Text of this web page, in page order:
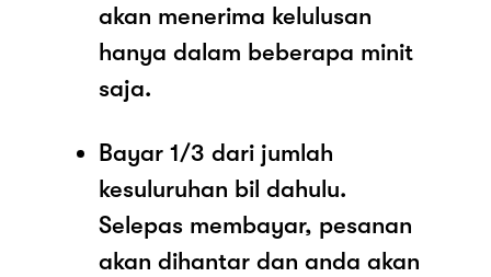
akan menerima kelulusan
hanya dalam beberapa minit
saja.
Bayar 1/3 dari jumlah
kesuluruhan bil dahulu.
Selepas membayar, pesanan
akan dihantar dan anda akan